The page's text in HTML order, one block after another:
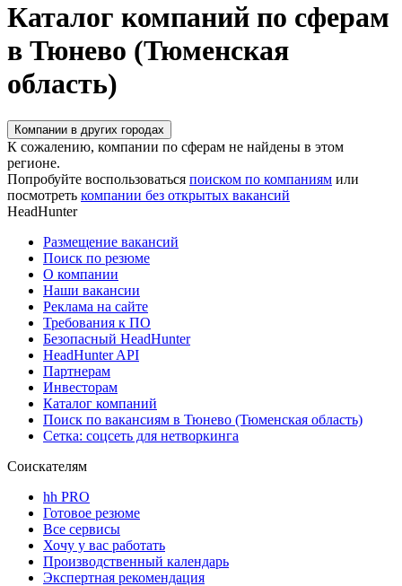
Каталог компаний по сферам
в Тюнево (Тюменская
область)
Компании в других городах
К сожалению, компании по сферам не найдены в этом
регионе.
Попробуйте воспользоваться поиском по компаниям или
посмотреть компании без открытых вакансий
HeadHunter
Размещение вакансий
Поиск по резюме
О компании
Наши вакансии
Реклама на сайте
Требования к ПО
Безопасный HeadHunter
HeadHunter API
Партнерам
Инвесторам
Каталог компаний
Поиск по вакансиям в Тюнево (Тюменская область)
Сетка: соцсеть для нетворкинга
Соискателям
hh PRO
Готовое резюме
Все сервисы
Хочу у вас работать
Производственный календарь
Экспертная рекомендация